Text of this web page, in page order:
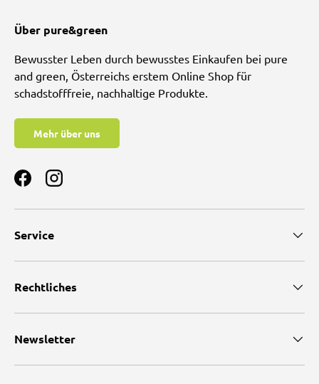
Über pure&green
Bewusster Leben durch bewusstes Einkaufen bei pure
and green, Österreichs erstem Online Shop für
schadstofffreie, nachhaltige Produkte.
Mehr über uns
FacebookInstagram
Service
Rechtliches
Newsletter